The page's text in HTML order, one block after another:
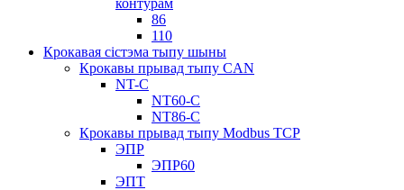
86
110
Крокавая сістэма тыпу шыны
Крокавы прывад тыпу CAN
NT-C
NT60-C
NT86-C
Крокавы прывад тыпу Modbus TCP
ЭПР
ЭПР60
ЭПТ